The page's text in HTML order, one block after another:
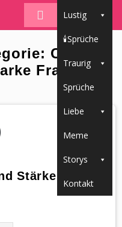
Lustig
🕯Sprüche
Traurig
Sprüche
Liebe
Meme
Storys
Kontakt
Coole
Frauen
Stärke ist